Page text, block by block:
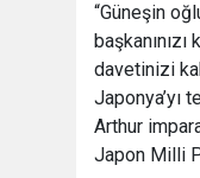
“Güneşin
davetinizi
Japonya’yı
Arthur
Japon Milli